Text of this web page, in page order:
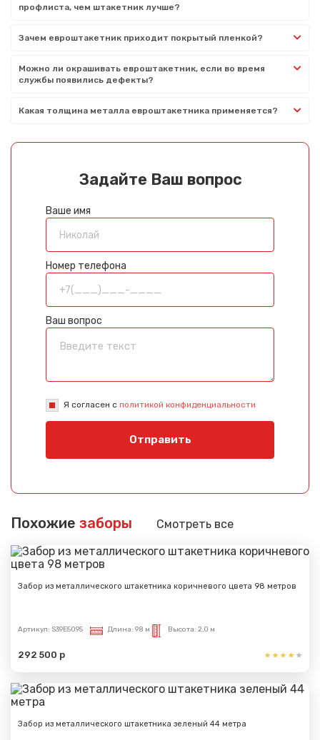
профлиста, чем штакетник лучше?
Зачем евроштакетник приходит покрытый пленкой?
Можно ли окрашивать евроштакетник, если во время
службы появились дефекты?
Какая толщина металла евроштакетника применяется?
Задайте Ваш вопрос
Ваше имя
Номер телефона
Ваш вопрос
Я согласен с политикой конфиденциальности
Отправить
Похожие заборы Смотреть все
Забор из металлического штакетника коричневого цвета 98 метров
Артикул: S39E5095 Длина: 98 м Высота: 2,0 м
292 500 р
Забор из металлического штакетника зеленый 44 метра